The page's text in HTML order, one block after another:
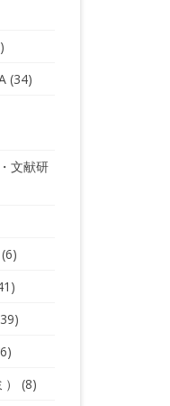
(34)
文献研
(8)